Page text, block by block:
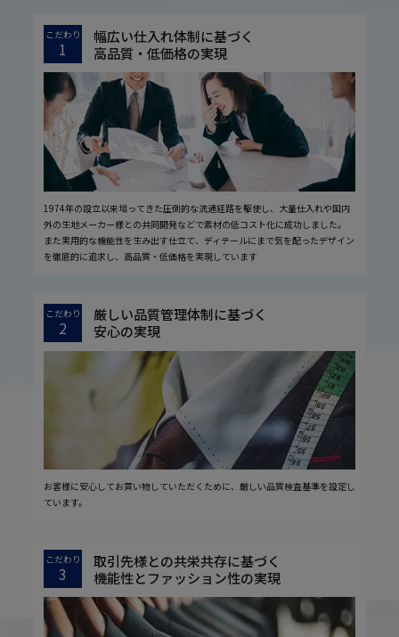
こだわり
1
幅広い仕入れ体制に基づく
高品質・低価格の実現
1974年の設立以来培ってきた圧倒的な流通経路を駆使し、大量仕入れや国内
外の生地メーカー様との共同開発などで素材の低コスト化に成功しました。
また実用的な機能性を生み出す仕立て、ディテールにまで気を配ったデザイン
を徹底的に追求し、高品質・低価格を実現しています
こだわり
2
厳しい品質管理体制に基づく
安心の実現
お客様に安心してお買い物していただくために、厳しい品質検査基準を設定し
ています。
こだわり
3
取引先様との共栄共存に基づく
機能性とファッション性の実現